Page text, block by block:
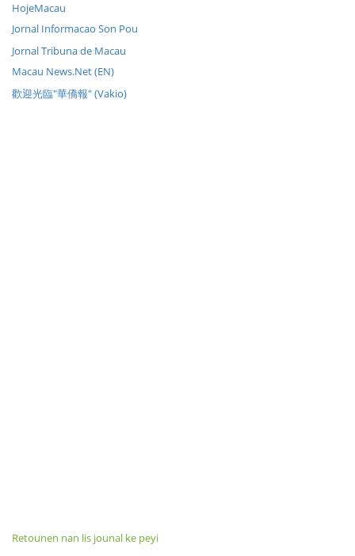
HojeMacau
Jornal Informacao Son Pou
Jornal Tribuna de Macau
Macau News.Net (EN)
歡迎光臨"華僑報" (Vakio)
Retounen nan lis jounal ke peyi